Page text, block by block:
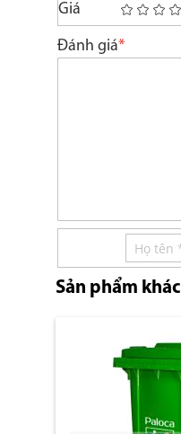
Giá
1
star
2
stars
3
stars
4
stars
5
stars
Đánh giá
Sản phẩm khác